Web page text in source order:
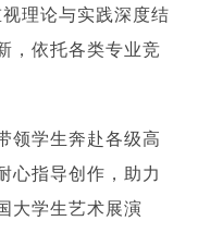
理论与实践深度结
，依托各类专业竞
领学生奔赴各级高
心指导创作，助力
大学生艺术展演